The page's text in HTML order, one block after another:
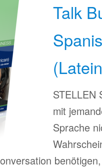
Talk
STELLEN
mit
Sprache